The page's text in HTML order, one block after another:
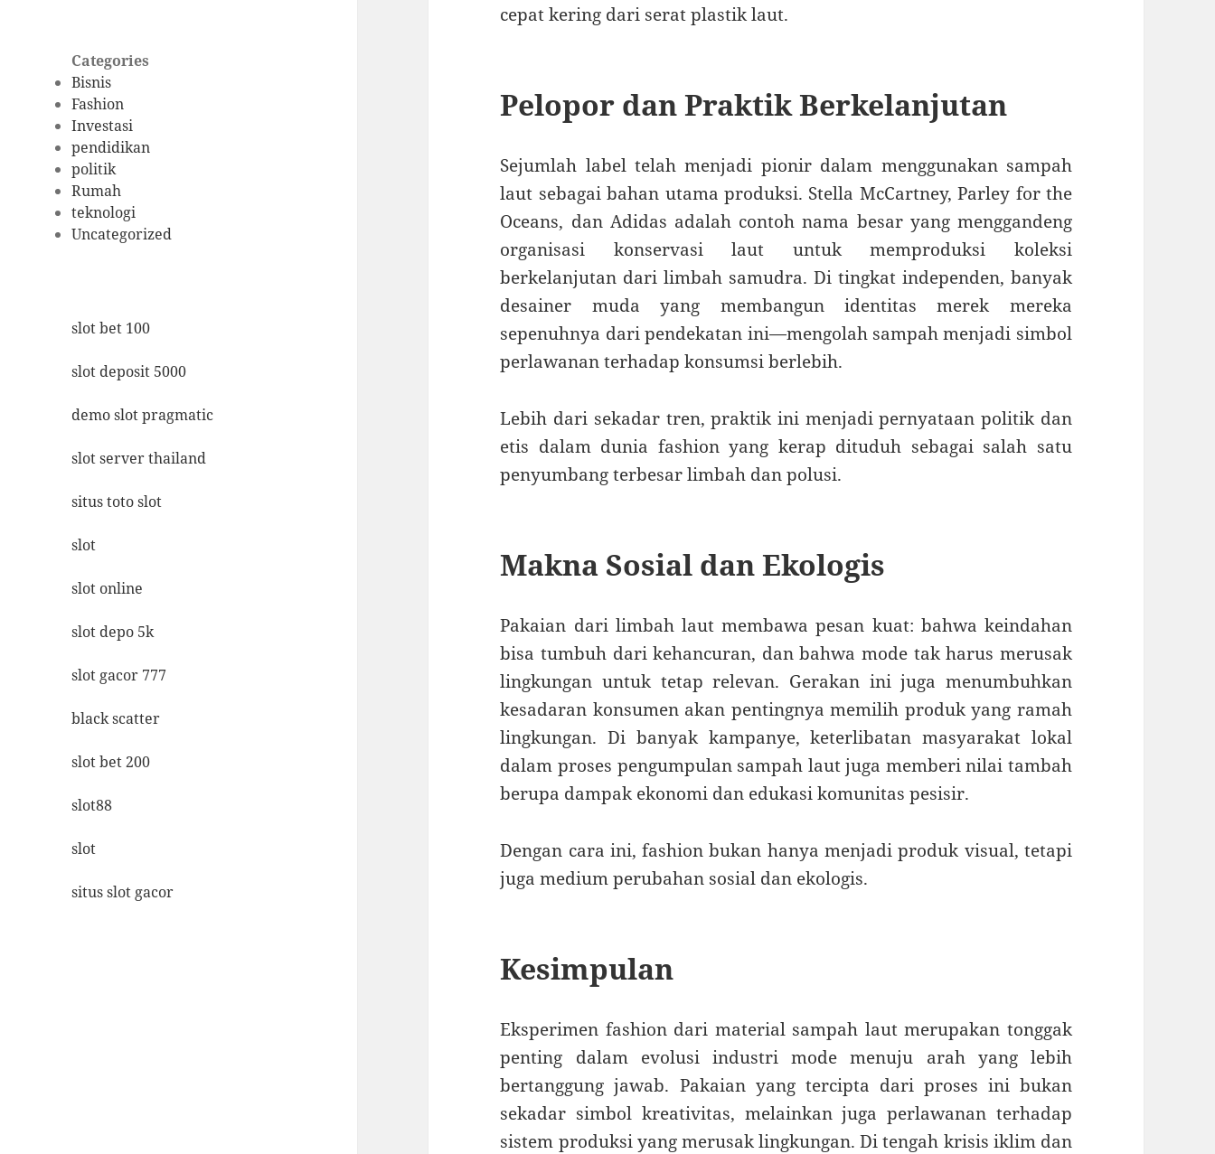
Categories
Bisnis
Fashion
Investasi
pendidikan
politik
Rumah
teknologi
Uncategorized
slot bet 100
slot deposit 5000
demo slot pragmatic
slot server thailand
situs toto slot
slot
slot online
slot depo 5k
slot gacor 777
black scatter
slot bet 200
slot88
slot
situs slot gacor
cepat kering dari serat plastik laut.
Pelopor dan Praktik Berkelanjutan
Sejumlah label telah menjadi pionir dalam menggunakan sampah
laut sebagai bahan utama produksi. Stella McCartney, Parley for the
Oceans, dan Adidas adalah contoh nama besar yang menggandeng
organisasi konservasi laut untuk memproduksi koleksi
berkelanjutan dari limbah samudra. Di tingkat independen, banyak
desainer muda yang membangun identitas merek mereka
sepenuhnya dari pendekatan ini—mengolah sampah menjadi simbol
perlawanan terhadap konsumsi berlebih.
Lebih dari sekadar tren, praktik ini menjadi pernyataan politik dan
etis dalam dunia fashion yang kerap dituduh sebagai salah satu
penyumbang terbesar limbah dan polusi.
Makna Sosial dan Ekologis
Pakaian dari limbah laut membawa pesan kuat: bahwa keindahan
bisa tumbuh dari kehancuran, dan bahwa mode tak harus merusak
lingkungan untuk tetap relevan. Gerakan ini juga menumbuhkan
kesadaran konsumen akan pentingnya memilih produk yang ramah
lingkungan. Di banyak kampanye, keterlibatan masyarakat lokal
dalam proses pengumpulan sampah laut juga memberi nilai tambah
berupa dampak ekonomi dan edukasi komunitas pesisir.
Dengan cara ini, fashion bukan hanya menjadi produk visual, tetapi
juga medium perubahan sosial dan ekologis.
Kesimpulan
Eksperimen fashion dari material sampah laut merupakan tonggak
penting dalam evolusi industri mode menuju arah yang lebih
bertanggung jawab. Pakaian yang tercipta dari proses ini bukan
sekadar simbol kreativitas, melainkan juga perlawanan terhadap
sistem produksi yang merusak lingkungan. Di tengah krisis iklim dan